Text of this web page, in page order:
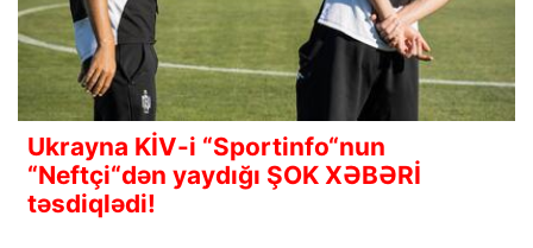
Ukrayna KİV-i “Sportinfo“nun
“Neftçi“dən yaydığı ŞOK XƏBƏRİ
təsdiqlədi!